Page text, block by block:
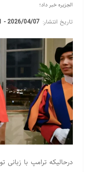
الجزیره خبر داد؛
تاریخ انتشار: 2026/04/07 - 12:11 ب.ظ
درحالیکه ترامپ با زبانی